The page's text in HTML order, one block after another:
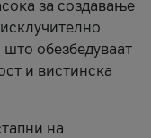
за создавање
обезбедуваат
и вистинска
на